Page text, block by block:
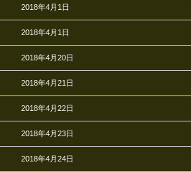
2018年4月1日
2018年4月1日
2018年4月20日
2018年4月21日
2018年4月22日
2018年4月23日
2018年4月24日